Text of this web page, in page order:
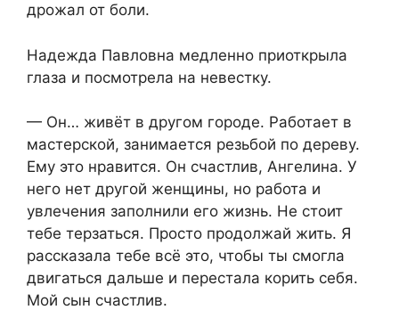
дрожал от боли.
Надежда Павловна медленно приоткрыла
глаза и посмотрела на невестку.
— Он… живёт в другом городе. Работает в
мастерской, занимается резьбой по дереву.
Ему это нравится. Он счастлив, Ангелина. У
него нет другой женщины, но работа и
увлечения заполнили его жизнь. Не стоит
тебе терзаться. Просто продолжай жить. Я
рассказала тебе всё это, чтобы ты смогла
двигаться дальше и перестала корить себя.
Мой сын счастлив.